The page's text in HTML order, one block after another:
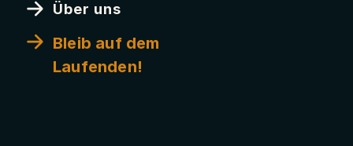
Über uns
Bleib auf dem
Laufenden!